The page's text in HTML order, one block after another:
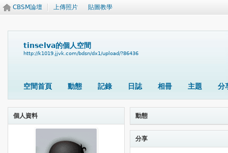
CBSM論壇 上傳照片 貼圖教學
tinselva的個人空間
http://k1019.jjvk.com/bdsn/dx1/upload/?86436
空間首頁 動態 記錄 日誌 相冊 主題 分
個人資料 動態
分享